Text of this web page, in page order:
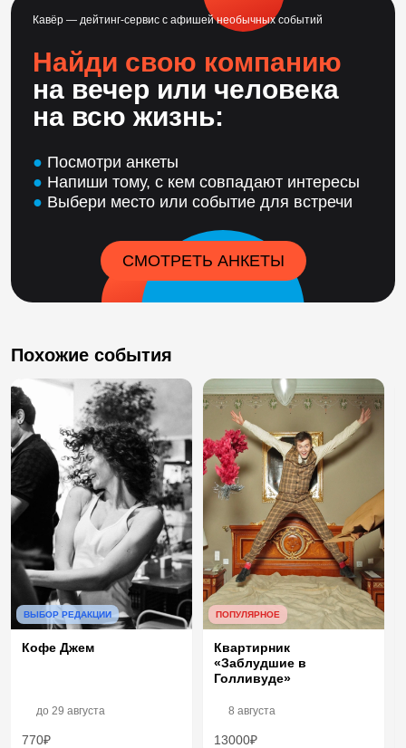
Кавёр — дейтинг-сервис с афишей необычных событий
Найди свою компанию
на вечер или человека
на всю жизнь:
● Посмотри анкеты
● Напиши тому, с кем совпадают интересы
● Выбери место или событие для встречи
СМОТРЕТЬ АНКЕТЫ
Похожие события
ВЫБОР РЕДАКЦИИ
Кофе Джем
до 29 августа
770₽
ПОПУЛЯРНОЕ
Квартирник
«Заблудшие в
Голливуде»
8 августа
13000₽